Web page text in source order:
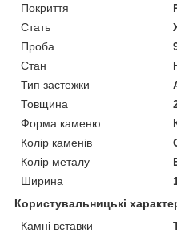
Покриття
Стать
Проба
Стан
Тип застежки
Товщина
Форма каменю
Колір каменів
Колір металу
Ширина
Користувальницькі
Камні вставки